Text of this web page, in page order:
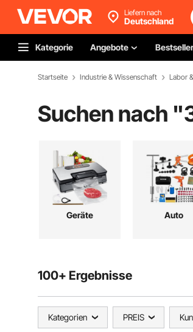
Liefern nach
Deutschland
Kategorie Angebote
Startseite Industrie & Wissenschaft Labor
Suchen nach "
Geräte Auto
100+ Ergebnisse
Kategorien PREIS